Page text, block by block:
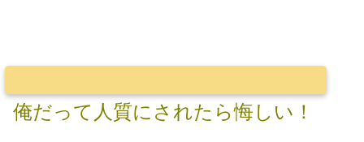
俺だって人質にされたら悔しい！